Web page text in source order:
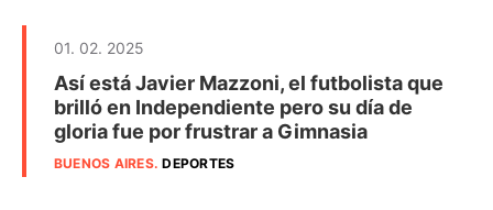
01. 02. 2025
Así está Javier Mazzoni, el futbolista que
brilló en Independiente pero su día de
gloria fue por frustrar a Gimnasia
BUENOS AIRES.DEPORTES